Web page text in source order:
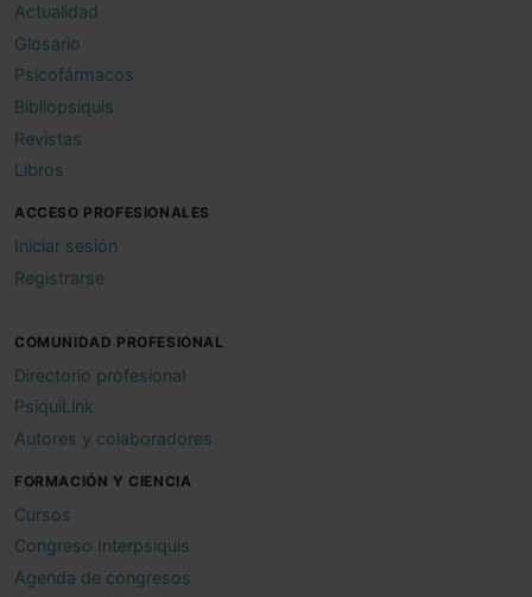
Actualidad
Glosario
Psicofármacos
Bibliopsiquis
Revistas
Libros
ACCESO PROFESIONALES
Iniciar sesión
Registrarse
COMUNIDAD PROFESIONAL
Directorio profesional
PsiquiLink
Autores y colaboradores
FORMACIÓN Y CIENCIA
Cursos
Congreso Interpsiquis
Agenda de congresos